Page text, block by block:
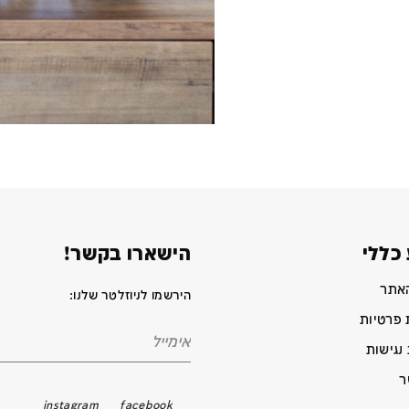
כללי
פרטיות
הישארו בקשר!
הירשמו לניוזלטר שלנו:
facebook
instagram